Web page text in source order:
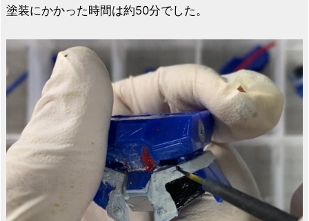
塗装にかかった時間は約50分でした。